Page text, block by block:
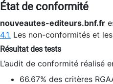
État de conformité
nouveautes-editeurs.bnf.fr
4.1. Les non-conformités et
Résultat des tests
L’audit de conformité réalisé
66.67% des critères